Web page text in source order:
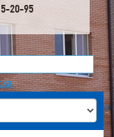
20-95